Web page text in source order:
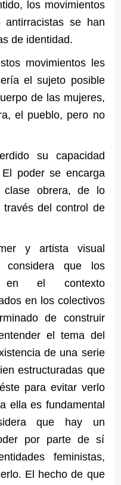
los movimientos
antirracistas se han
de identidad.
movimientos les
el sujeto posible
de las mujeres,
el pueblo, pero no
su capacidad
poder se encarga
obrera, de lo
del control de
y artista visual
considera que los
en el contexto
en los colectivos
de construir
el tema del
de una serie
estructuradas que
para evitar verlo
ella es fundamental
que hay un
por parte de sí
feministas,
El hecho de que